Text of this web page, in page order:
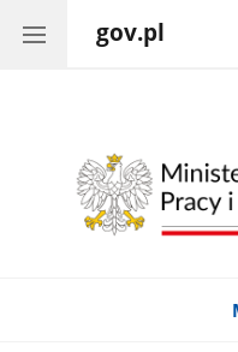
gov.pl